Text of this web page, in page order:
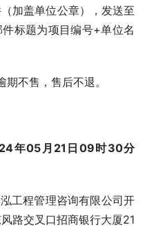
加盖单位公章），发送至
标题为项目编号+单位名
不售，售后不退。
4年05 月 21 日 09时30分
工程管理咨询有限公司开
路交叉口招商银行大厦21